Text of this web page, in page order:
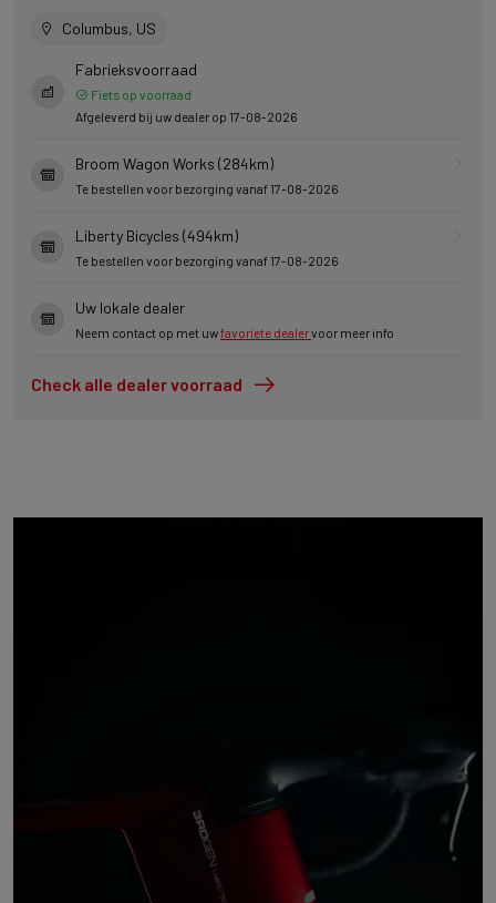
Columbus, US
Fabrieksvoorraad
Fiets op voorraad
Afgeleverd bij uw dealer op 17-08-2026
Broom Wagon Works (284km)
Te bestellen voor bezorging vanaf 17-08-2026
Liberty Bicycles (494km)
Te bestellen voor bezorging vanaf 17-08-2026
Uw lokale dealer
Neem contact op met uwfavoriete dealervoor meer info
Check alle dealer voorraad